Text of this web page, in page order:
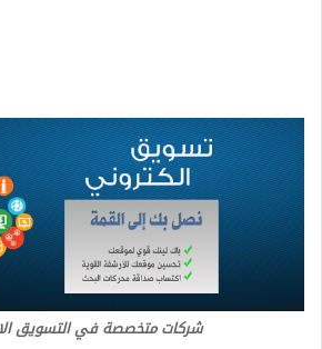
شركات متخصصة في التسويق